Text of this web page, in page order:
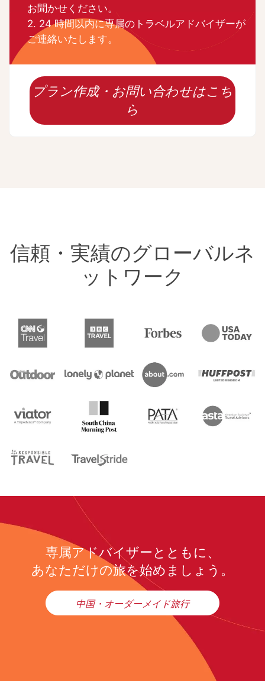
お聞かせください。
2. 24 時間以内に専属のトラベルアドバイザーが
ご連絡いたします。
プラン作成・お問い合わせはこち
ら
信頼・実績のグローバルネ
ットワーク
専属アドバイザーとともに、
あなただけの旅を始めましょう。
中国・オーダーメイド旅行